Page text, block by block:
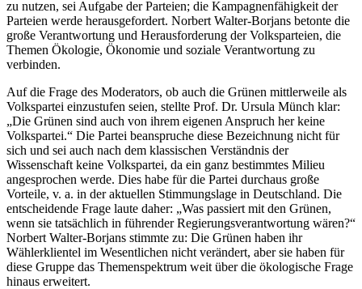
zu nutzen, sei Aufgabe der Parteien; die Kampagnenfähigkeit der
Parteien werde herausgefordert. Norbert Walter-Borjans betonte die
große Verantwortung und Herausforderung der Volksparteien, die
Themen Ökologie, Ökonomie und soziale Verantwortung zu
verbinden.
Auf die Frage des Moderators, ob auch die Grünen mittlerweile als
Volkspartei einzustufen seien, stellte Prof. Dr. Ursula Münch klar:
„Die Grünen sind auch von ihrem eigenen Anspruch her keine
Volkspartei.“ Die Partei beanspruche diese Bezeichnung nicht für
sich und sei auch nach dem klassischen Verständnis der
Wissenschaft keine Volkspartei, da ein ganz bestimmtes Milieu
angesprochen werde. Dies habe für die Partei durchaus große
Vorteile, v. a. in der aktuellen Stimmungslage in Deutschland. Die
entscheidende Frage laute daher: „Was passiert mit den Grünen,
wenn sie tatsächlich in führender Regierungsverantwortung wären?“
Norbert Walter-Borjans stimmte zu: Die Grünen haben ihr
Wählerklientel im Wesentlichen nicht verändert, aber sie haben für
diese Gruppe das Themenspektrum weit über die ökologische Frage
hinaus erweitert.